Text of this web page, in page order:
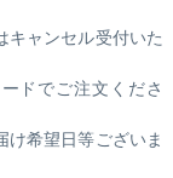
キャンセル受付いた
ドでご注文くださ
希望日等ございま